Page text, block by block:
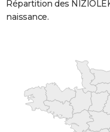
Répartition des
naissance.